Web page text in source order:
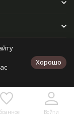
Войти
Хорошо